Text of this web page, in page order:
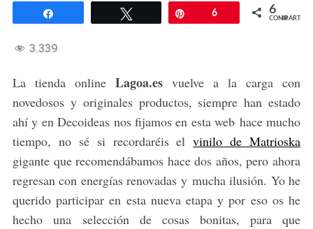
Twittear 6 6
COMPARTIR
3.339
La tienda online Lagoa.esvuelve a la carga con
novedosos y originales productos, siempre han estado
ahí y en Decoideas nos fijamos en esta web hace mucho
tiempo, no sé si recordaréis elvinilo de Matrioska
gigante que recomendábamos hace dos años, pero ahora
regresan con energías renovadas y mucha ilusión. Yo he
querido participar en esta nueva etapa y por eso os he
hecho una selección de cosas bonitas, para que